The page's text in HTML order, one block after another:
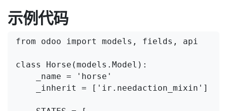
示例代码
from odoo import models, fields, api
class Horse(models.Model):